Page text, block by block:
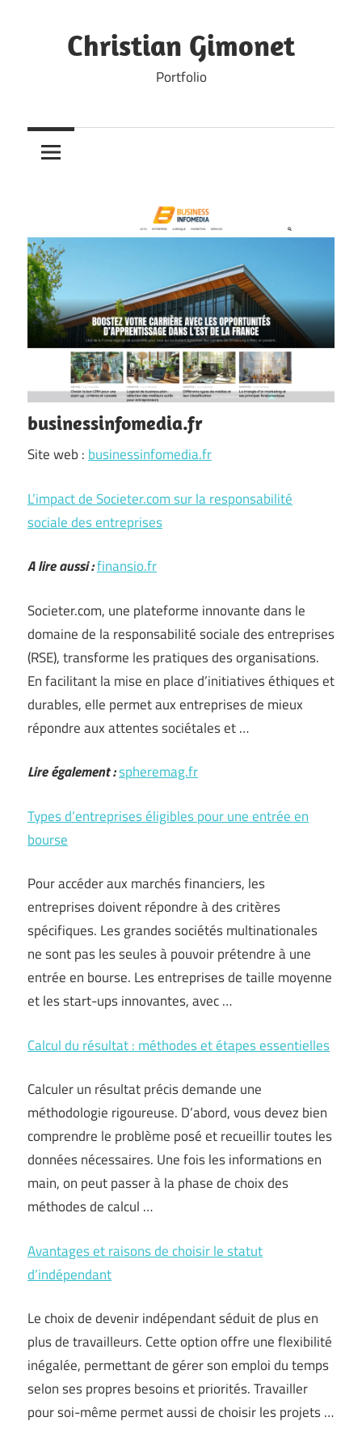
contentChristian Gimonet
Portfolio
businessinfomedia.fr
Site web : businessinfomedia.fr
L’impact de Societer.com sur la responsabilité
sociale des entreprises
A lire aussi :finansio.fr
Societer.com, une plateforme innovante dans le
domaine de la responsabilité sociale des entreprises
(RSE), transforme les pratiques des organisations.
En facilitant la mise en place d’initiatives éthiques et
durables, elle permet aux entreprises de mieux
répondre aux attentes sociétales et …
Lire également :spheremag.fr
Types d’entreprises éligibles pour une entrée en
bourse
Pour accéder aux marchés financiers, les
entreprises doivent répondre à des critères
spécifiques. Les grandes sociétés multinationales
ne sont pas les seules à pouvoir prétendre à une
entrée en bourse. Les entreprises de taille moyenne
et les start-ups innovantes, avec …
Calcul du résultat : méthodes et étapes essentielles
Calculer un résultat précis demande une
méthodologie rigoureuse. D’abord, vous devez bien
comprendre le problème posé et recueillir toutes les
données nécessaires. Une fois les informations en
main, on peut passer à la phase de choix des
méthodes de calcul …
Avantages et raisons de choisir le statut
d’indépendant
Le choix de devenir indépendant séduit de plus en
plus de travailleurs. Cette option offre une flexibilité
inégalée, permettant de gérer son emploi du temps
selon ses propres besoins et priorités. Travailler
pour soi-même permet aussi de choisir les projets …